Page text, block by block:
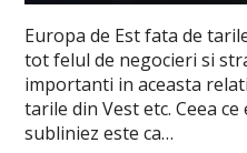
Europa de Est fata de
tot felul de negocieri si
importanti in aceasta
tarile din Vest etc. Ceea
subliniez este ca…